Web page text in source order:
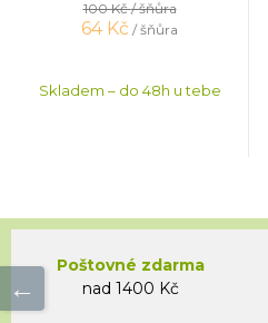
100 Kč/ šňůra
64 Kč / šňůra
Skladem – do 48h u tebe
Poštovné zdarma
nad 1400 Kč